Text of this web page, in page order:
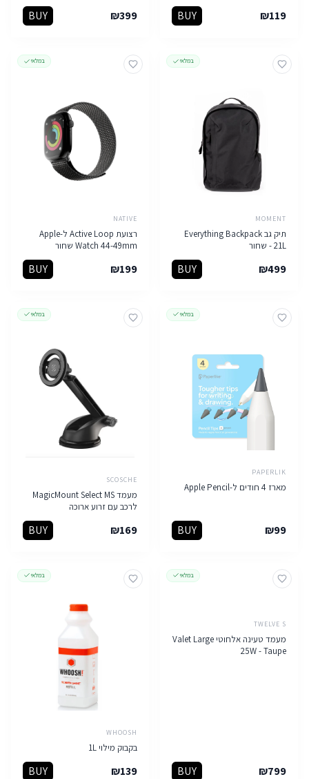
₪119
BUY
₪399
BUY
במלאי
MOMENT
תיק גב Everything Backpack
21L - שחור
₪499
BUY
במלאי
NATIVE
רצועת Active Loop ל-Apple
Watch 44-49mm שחור
₪199
BUY
במלאי
PAPERLIK
מארז 4 חודים ל-Apple Pencil
₪99
BUY
במלאי
SCOSCHE
מעמד MagicMount Select MS
לרכב עם זרוע ארוכה
₪169
BUY
במלאי
TWELVE S
מעמד טעינה אלחוטי Valet Large
25W - Taupe
₪799
BUY
במלאי
WHOOSH
בקבוק מילוי 1L
₪139
BUY